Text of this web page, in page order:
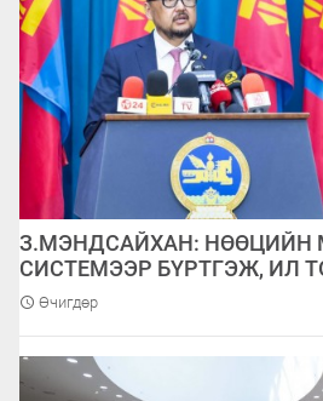
З.МЭНДСАЙХАН: НӨӨЦИЙН
СИСТЕМЭЭР БҮРТГЭЖ, ИЛ
Өчигдөр